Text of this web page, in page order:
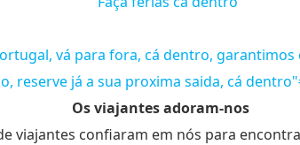
vá para fora, cá dentro,
reserve já a sua proxima saida, cá
Os viajantes adoram-nos
viajantes confiaram em nós para